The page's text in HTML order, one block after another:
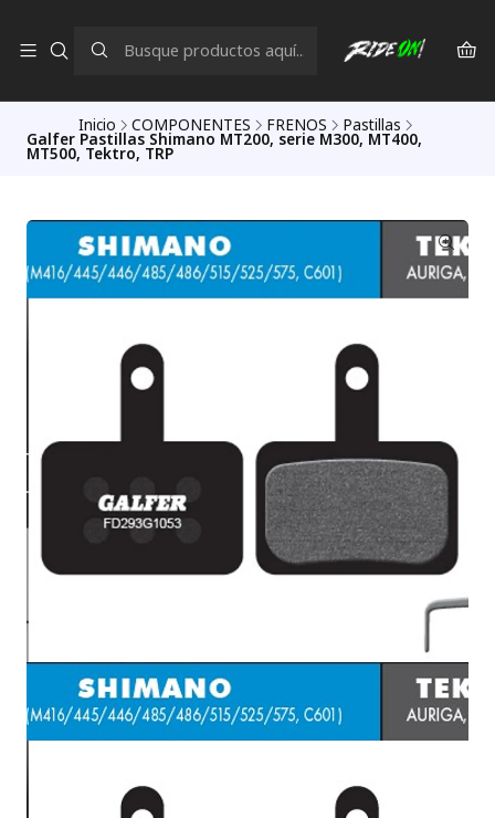
Inicio COMPONENTES FRENOS Pastillas
Galfer Pastillas Shimano MT200, serie M300, MT400,
MT500, Tektro, TRP